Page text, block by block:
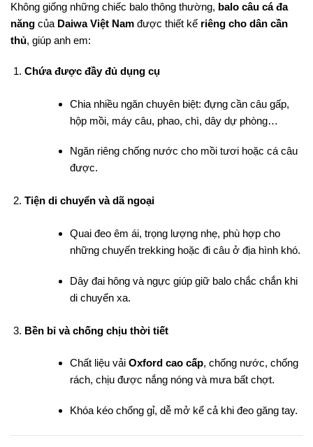
Không giống những chiếc balo thông thường, balo câu cá đa
năng của Daiwa Việt Nam được thiết kế riêng cho dân cần
thủ, giúp anh em:
Chứa được đầy đủ dụng cụ
Chia nhiều ngăn chuyên biệt: đựng cần câu gấp,
hộp mồi, máy câu, phao, chì, dây dự phòng…
Ngăn riêng chống nước cho mồi tươi hoặc cá câu
được.
Tiện di chuyển và dã ngoại
Quai đeo êm ái, trọng lượng nhẹ, phù hợp cho
những chuyến trekking hoặc đi câu ở địa hình khó.
Dây đai hông và ngực giúp giữ balo chắc chắn khi
di chuyển xa.
Bền bỉ và chống chịu thời tiết
Chất liệu vảiOxford cao cấp, chống nước, chống
rách, chịu được nắng nóng và mưa bất chợt.
Khóa kéo chống gỉ, dễ mở kể cả khi đeo găng tay.